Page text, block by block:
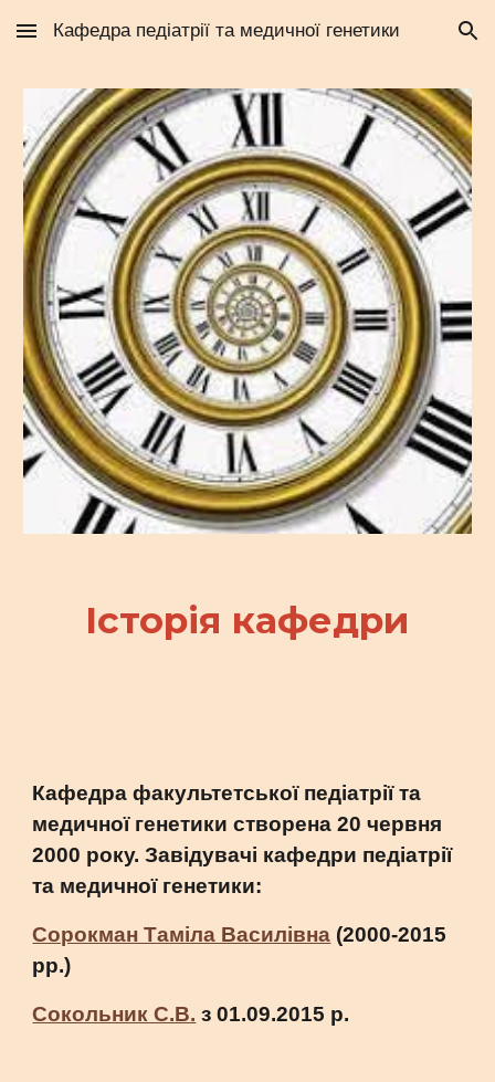
Skip to main content Skip to navigation
Кафедра педіатрії та медичної генетики
Історія кафедри
Кафедра факультетської педіатрії та
медичної генетики створена 20 червня
2000 року. Завідувачі кафедри педіатрії
та медичної генетики:
Сорокман Таміла Василівна (2000-2015
рр.)
Сокольник С.В. з 01.09.2015 р.